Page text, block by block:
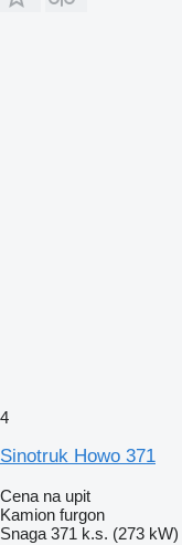
4
Sinotruk Howo 371
Cena na upit
Kamion furgon
Snaga 371 k.s. (273 kW)